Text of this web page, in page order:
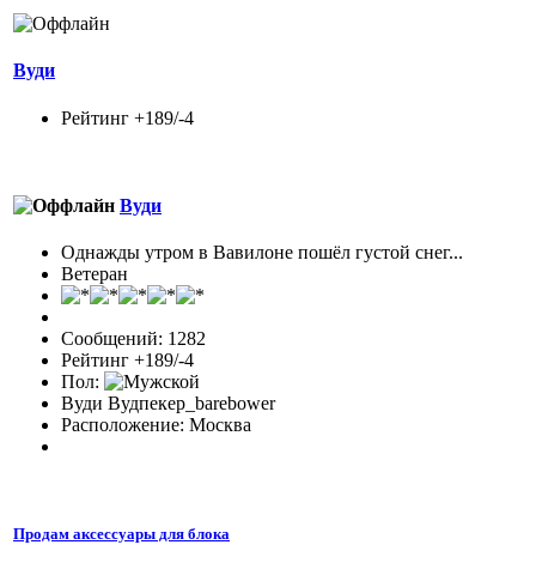
Вуди
Рейтинг +189/-4
Вуди
Однажды утром в Вавилоне пошёл густой снег...
Ветеран
Сообщений: 1282
Рейтинг +189/-4
Пол:
Вуди Вудпекер_barebower
Расположение: Москва
Продам аксессуары для блока